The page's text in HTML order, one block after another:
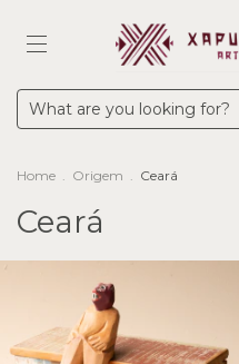
Home . Origem . Ceará
Ceará